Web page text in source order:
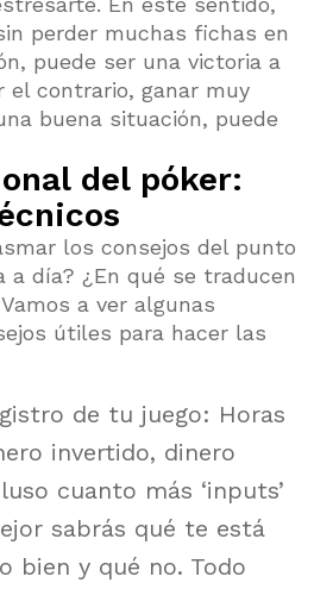
perder muchas fichas en
puede ser una victoria a
el contrario, ganar muy
buena situación, puede
del póker:
los consejos del punto
a día? ¿En qué se traducen
a ver algunas
útiles para hacer las
de tu juego: Horas
invertido, dinero
cuanto más ‘inputs’
sabrás qué te está
bien y qué no. Todo